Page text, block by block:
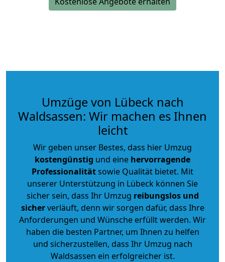
Umzüge von Lübeck nach
Waldsassen: Wir machen es Ihnen
leicht
Wir geben unser Bestes, dass hier Umzug
kostengünstig und eine hervorragende
Professionalitätsowie Qualität bietet. Mit
unserer Unterstützung in Lübeck können Sie
sicher sein, dass Ihr Umzug reibungslos und
sicherverläuft, denn wir sorgen dafür, dass Ihre
Anforderungen und Wünsche erfüllt werden. Wir
haben die besten Partner, um Ihnen zu helfen
und sicherzustellen, dass Ihr Umzug nach
Waldsassen ein erfolgreicher ist.